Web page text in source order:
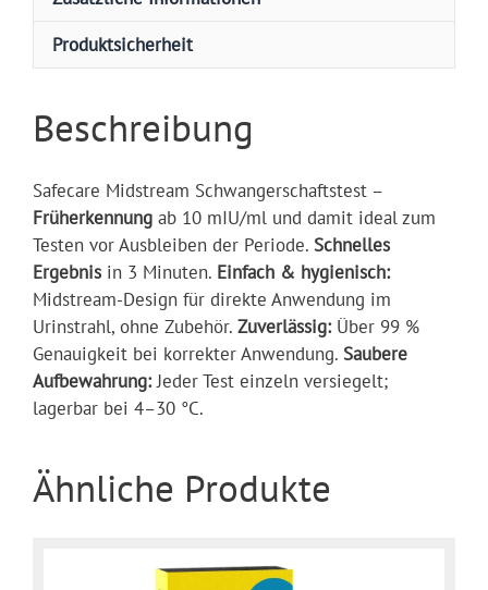
Produktsicherheit
Beschreibung
Safecare Midstream Schwangerschaftstest –
Früherkennung ab 10 mIU/ml und damit ideal zum
Testen vor Ausbleiben der Periode. Schnelles
Ergebnis in 3 Minuten. Einfach & hygienisch:
Midstream-Design für direkte Anwendung im
Urinstrahl, ohne Zubehör. Zuverlässig:Über 99 %
Genauigkeit bei korrekter Anwendung. Saubere
Aufbewahrung:Jeder Test einzeln versiegelt;
lagerbar bei 4–30 °C.
Ähnliche Produkte